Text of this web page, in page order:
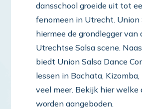
dansschool groeide uit tot
fenomeen in Utrecht. Union
hiermee de grondlegger van
Utrechtse Salsa scene.
biedt Union Salsa Dance
lessen in Bachata, Kizomba,
veel meer. Bekijk hier
worden aangeboden.